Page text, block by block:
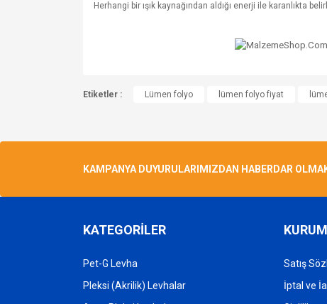
Herhangi bir ışık kaynağından aldığı enerji ile karanlıkta
Görüş ve önerileriniz için teşekkür ederiz.
Ürün bilgilerinde hatalar bulunuyor.
Etiketler : Lümen folyo lümen folyo fiyat
KAMPANYA DUYURULARIMIZDAN HABERDAR
KATEGORİLER
Pet-G Levha
Pleksi (Akrilik) Levhalar
Satış
İptal ve